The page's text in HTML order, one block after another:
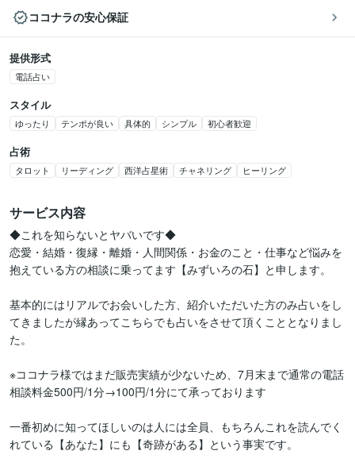
ココナラの安心保証
提供形式
電話占い
スタイル
ゆったり テンポが良い 具体的 シンプル 初心者歓迎
占術
タロット リーディング 西洋占星術 チャネリング ヒーリング
サービス内容
◆これを知らないとヤバいです◆
恋愛・結婚・復縁・離婚・人間関係・お金のこと・仕事など悩みを
抱えている方の相談に乗ってます【みずいろの石】と申します。
基本的にはリアルでお会いした方、紹介いただいた方のみ占いをし
てきましたが縁あってこちらでも占いをさせて頂くこととなりまし
た。
※ココナラ様ではまだ販売実績が少ないため、7月末まで通常の電話
相談料金500円/1分→100円/1分にて承っております
一番初めに知ってほしいのは人には全員、もちろんこれを読んでく
れている【あなた】にも【奇跡がある】という事実です。